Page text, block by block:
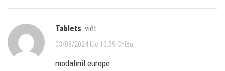
tablets viết:
03/08/2024 lúc 10:59 Chiều
modafinil europe